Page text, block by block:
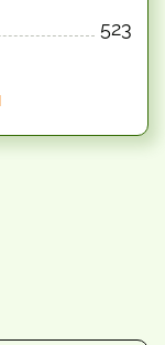
523